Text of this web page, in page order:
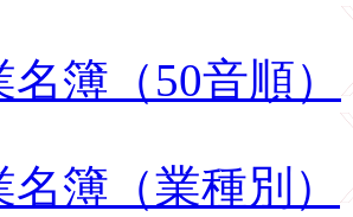
簿（50音順）
簿（業種別）